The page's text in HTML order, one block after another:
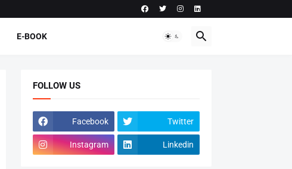
E-BOOK
FOLLOW US
Facebook Twitter
Instagram Linkedin